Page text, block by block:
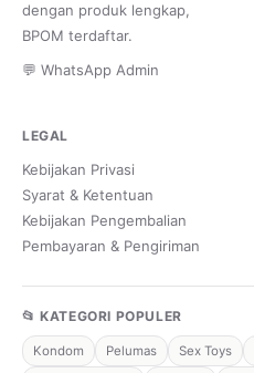
dengan produk lengkap,
BPOM terdaftar.
💬 WhatsApp Admin
LEGAL
Kebijakan Privasi
Syarat & Ketentuan
Kebijakan Pengembalian
Pembayaran & Pengiriman
📂 KATEGORI POPULER
Kondom Pelumas Sex Toys